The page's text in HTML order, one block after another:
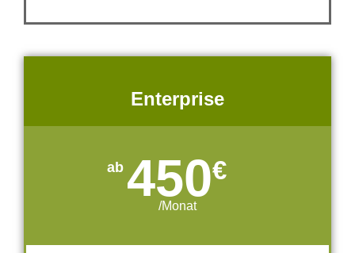
Enterprise
450€
/Monat